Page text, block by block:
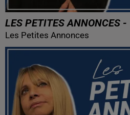
LES PETITES ANNONCES
Les Petites Annonces